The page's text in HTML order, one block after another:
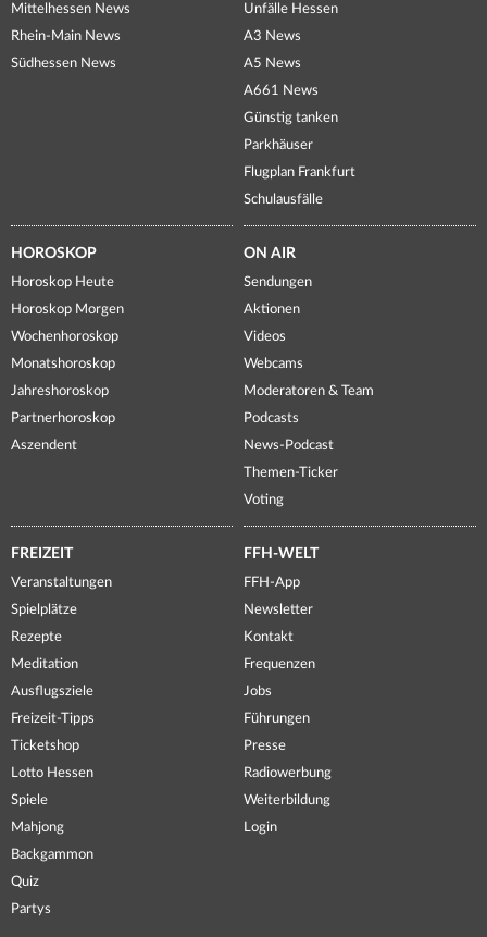
Mittelhessen News
Rhein-Main News
Südhessen News
Unfälle Hessen
A3 News
A5 News
A661 News
Günstig tanken
Parkhäuser
Flugplan Frankfurt
Schulausfälle
HOROSKOP
Horoskop Heute
Horoskop Morgen
Wochenhoroskop
Monatshoroskop
Jahreshoroskop
Partnerhoroskop
Aszendent
ON AIR
Sendungen
Aktionen
Videos
Webcams
Moderatoren & Team
Podcasts
News-Podcast
Themen-Ticker
Voting
FREIZEIT
Veranstaltungen
Spielplätze
Rezepte
Meditation
Ausflugsziele
Freizeit-Tipps
Ticketshop
Lotto Hessen
Spiele
Mahjong
Backgammon
Quiz
Partys
FFH-WELT
FFH-App
Newsletter
Kontakt
Frequenzen
Jobs
Führungen
Presse
Radiowerbung
Weiterbildung
Login